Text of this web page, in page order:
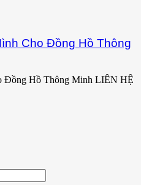
Cho Đồng Hồ Thông
Đồng Hồ Thông Minh LIÊN HỆ